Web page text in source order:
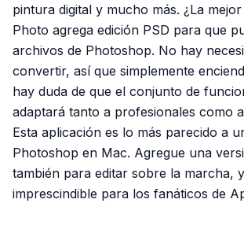
pintura digital y mucho más. ¿La
Photo agrega edición PSD para que
archivos de Photoshop. No hay
convertir, así que simplemente
hay duda de que el conjunto de
adaptará tanto a profesionales como
Esta aplicación es lo más parecido a
Photoshop en Mac. Agregue una
también para editar sobre la marcha,
imprescindible para los fanáticos de